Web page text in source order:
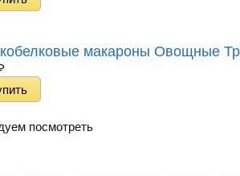
макароны Овощные
посмотреть